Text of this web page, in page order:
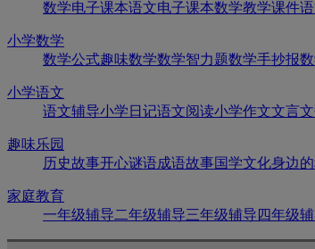
数学电子课本语文电子课本数学教学课件
小学数学
数学公式趣味数学数学智力题数学手抄报
小学语文
语文辅导小学日记语文阅读小学作文文言
趣味乐园
历史故事开心谜语成语故事国学文化身边
家庭教育
一年级辅导二年级辅导三年级辅导 四年级